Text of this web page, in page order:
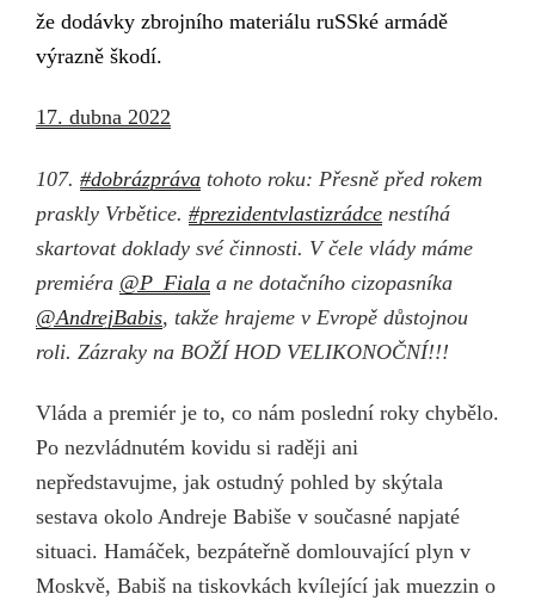
že dodávky zbrojního materiálu ruSSké armádě
výrazně škodí.
17. dubna 2022
107. #dobrázpráva tohoto roku: Přesně před rokem
praskly Vrbětice. #prezidentvlastizrádce nestíhá
skartovat doklady své činnosti. V čele vlády máme
premiéra @P_Fiala a ne dotačního cizopasníka
@AndrejBabis, takže hrajeme v Evropě důstojnou
roli. Zázraky na BOŽÍ HOD VELIKONOČNÍ!!!
Vláda a premiér je to, co nám poslední roky chybělo.
Po nezvládnutém kovidu si raději ani
nepředstavujme, jak ostudný pohled by skýtala
sestava okolo Andreje Babiše v současné napjaté
situaci. Hamáček, bezpáteřně domlouvající plyn v
Moskvě, Babiš na tiskovkách kvílející jak muezzin o